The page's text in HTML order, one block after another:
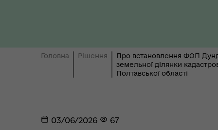
Ради України з прав людини
Головна Рішення
Про встановлення ФОП
земельної ділянки
Полтавської області
03/06/2026 67